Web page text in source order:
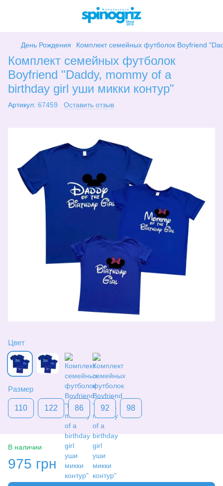
День Рождения Комплект семейных футболок Boyfriend
Комплект семейных футболок
Boyfriend "Daddy, mommy of a
birthday girl уши микки контур"
Артикул: 67459 Оставить отзыв
Цвет
Размер
110 122 86 92 98
В наличии
975 грн